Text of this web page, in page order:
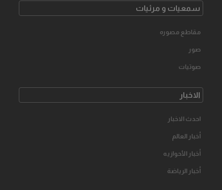
سمعیات و مرئیات
مقاطع مصوره
صور
صوتیات
الاخبار
احدث الاخبار
أخبار العالم
أخبار الأحوازیه
أخبار الرياضة